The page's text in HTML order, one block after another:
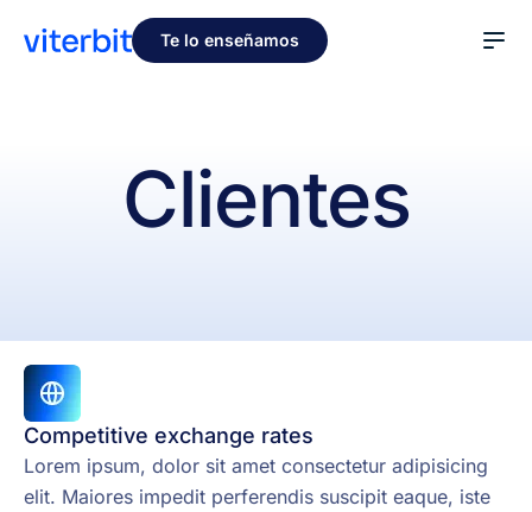
Te lo enseñamos
Clientes
Competitive exchange rates
Lorem ipsum, dolor sit amet consectetur adipisicing
elit. Maiores impedit perferendis suscipit eaque, iste